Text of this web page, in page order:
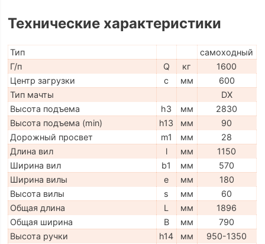
Технические характеристики
Тип
самоходный
Г/п
Q кг
1600
Центр загрузки
c мм
600
Тип мачты
DX
Высота подъема
h3 мм
2830
Высота подъема (min)
h13 мм
90
Дорожный просвет
m1 мм
28
Длина вил
l мм
1150
Ширина вил
b1 мм
570
Ширина вилы
e мм
180
Высота вилы
s мм
60
Общая длина
L мм
1896
Общая ширина
B мм
790
Высота ручки
h14 мм
950-1350